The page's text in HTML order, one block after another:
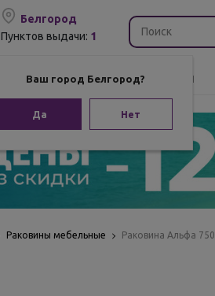
Белгород
Пунктов выдачи: 1
Ваш город Белгород?
Да Нет
Бренды
Раковины мебельные Раковина Альфа 750